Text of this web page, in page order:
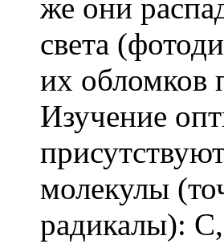
же они
света
их обломков
Изучение
молекулы
радикалы):